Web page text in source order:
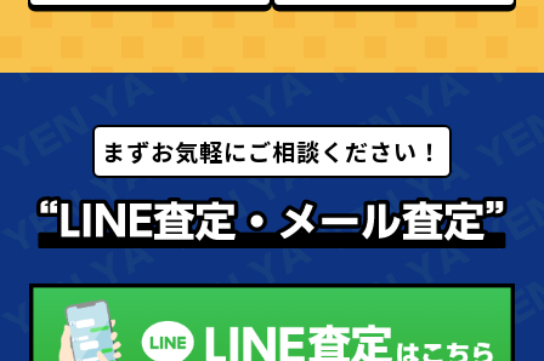
まずお気軽にご相談ください！